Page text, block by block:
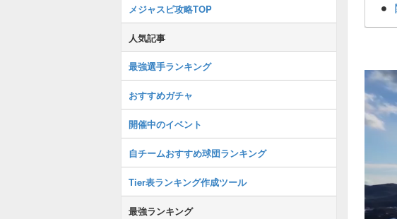
メジャスピ攻略TOP
人気記事
最強選手ランキング
おすすめガチャ
開催中のイベント
自チームおすすめ球団ランキング
Tier表ランキング作成ツール
最強ランキング